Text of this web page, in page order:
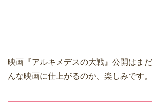
映画『アルキメデスの大戦』公開はま
んな映画に仕上がるのか、楽しみです。